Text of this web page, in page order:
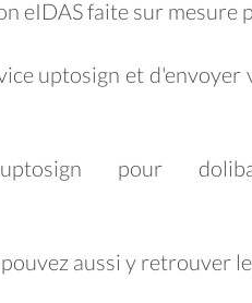
eIDAS faite sur mesure
uptosign et d'envoyer
pour
aussi y retrouver